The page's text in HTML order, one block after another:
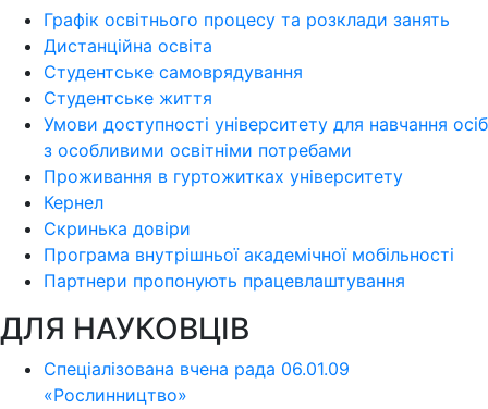
Графік освітнього процесу та розклади занять
Дистанційна освіта
Студентське самоврядування
Студентське життя
Умови доступності університету для навчання осіб
з особливими освітніми потребами
Проживання в гуртожитках університету
Кернел
Скринька довіри
Програма внутрішньої академічної мобільності
Партнери пропонують працевлаштування
ДЛЯ НАУКОВЦІВ
Спеціалізована вчена рада 06.01.09
«Рослинництво»